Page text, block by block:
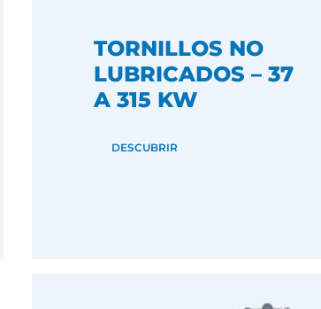
TORNILLOS NO
LUBRICADOS – 37
A 315 KW
DESCUBRIR